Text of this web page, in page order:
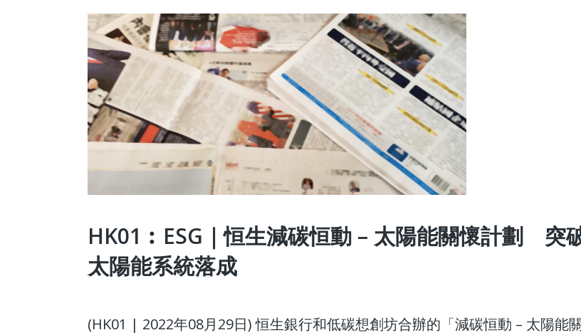
HK01︰ESG｜恒生減碳恒動 – 太陽能關懷計劃 突
太陽能系統落成
(HK01 | 2022年08月29日) 恒生銀行和低碳想創坊合辦的「減碳恒動 – 太陽能